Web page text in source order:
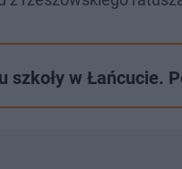
szkoły w Łańcucie.